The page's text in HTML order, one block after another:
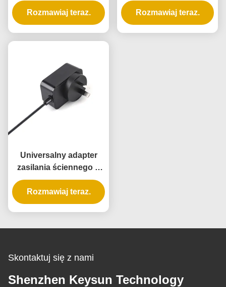
prądem AC DC
Rozmawiaj teraz.
Rozmawiaj teraz.
Universalny adapter
zasilania ściennego o
mocy 10 W z 3 letnią
gwarancją i wieloma
napięciami wyjściowymi
Rozmawiaj teraz.
Skontaktuj się z nami
Shenzhen Keysun Technology